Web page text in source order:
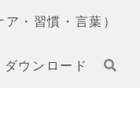
・習慣・言葉）
ダウンロード